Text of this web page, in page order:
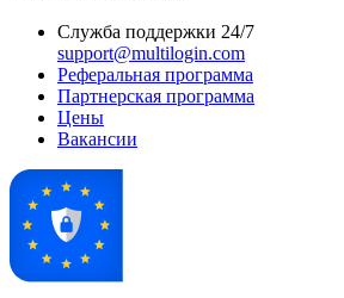
Служба поддержки 24/7
support@multilogin.com
Реферальная программа
Партнерская программа
Цены
Вакансии